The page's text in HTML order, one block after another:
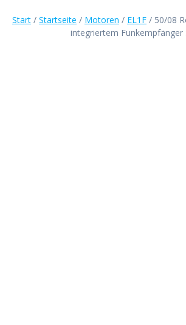
Start / Startseite / Motoren / EL1F / 50/08
integriertem Funkempfänger